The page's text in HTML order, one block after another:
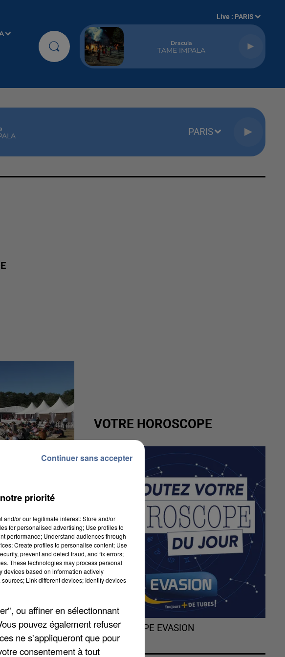
Live : PARIS
Dracula
TAME IMPALA
PARIS
cheval.
les cinq
celui-ci,
chaque
VOTRE HOROSCOPE
L'HOROSCOPE EVASION
priorité
or our legitimate interest: Store and/or
for personalised advertising; Use profiles to
performance; Understand audiences through
Create profiles to personalise content; Use
prevent and detect fraud, and fix errors;
These technologies may process personal
devices based on information actively
Link different devices; Identify devices
ou affiner en sélectionnant
pouvez également refuser
ne s'appliqueront que pour
consentement à tout
Continuer sans accepter